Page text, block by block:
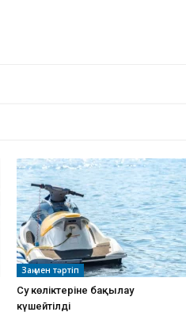
Заң мен тәртіп
Су көліктеріне бақылау
күшейтілді